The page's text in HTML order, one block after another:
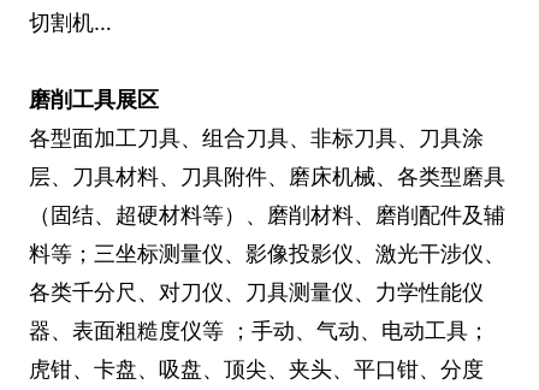
切割机…
磨削工具展区
各型面加工刀具、组合刀具、非标刀具、刀具涂
层、刀具材料、刀具附件、磨床机械、各类型磨具
（固结、超硬材料等）、磨削材料、磨削配件及辅
料等；三坐标测量仪、影像投影仪、激光干涉仪、
各类千分尺、对刀仪、刀具测量仪、力学性能仪
器、表面粗糙度仪等 ；手动、气动、电动工具；
虎钳、卡盘、吸盘、顶尖、夹头、平口钳、分度